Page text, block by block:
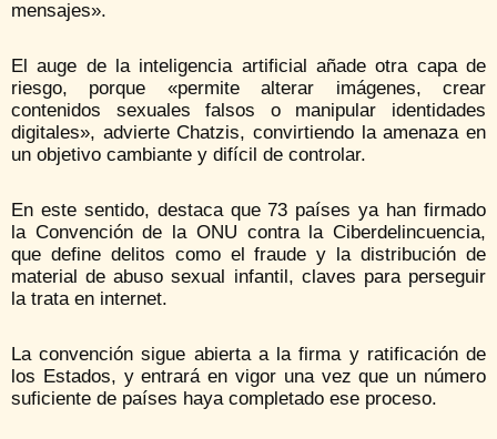
mensajes».
El auge de la inteligencia artificial añade otra capa de
riesgo, porque «permite alterar imágenes, crear
contenidos sexuales falsos o manipular identidades
digitales», advierte Chatzis, convirtiendo la amenaza en
un objetivo cambiante y difícil de controlar.
En este sentido, destaca que 73 países ya han firmado
la Convención de la ONU contra la Ciberdelincuencia,
que define delitos como el fraude y la distribución de
material de abuso sexual infantil, claves para perseguir
la trata en internet.
La convención sigue abierta a la firma y ratificación de
los Estados, y entrará en vigor una vez que un número
suficiente de países haya completado ese proceso.